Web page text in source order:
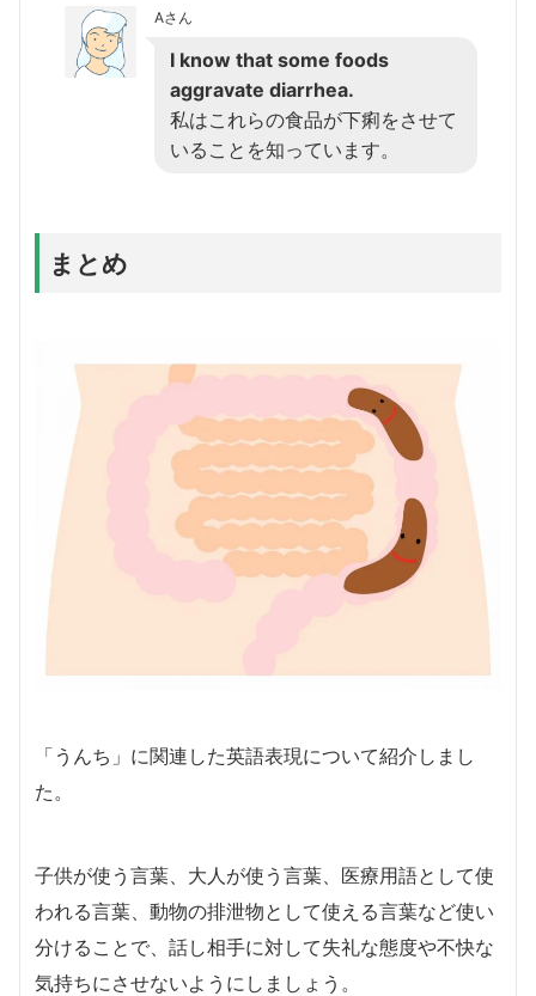
Aさん
I know that some foods
aggravate diarrhea.
私はこれらの食品が下痢をさせて
いることを知っています。
まとめ
「うんち」に関連した英語表現について紹介しまし
た。
子供が使う言葉、大人が使う言葉、医療用語として使
われる言葉、動物の排泄物として使える言葉など使い
分けることで、話し相手に対して失礼な態度や不快な
気持ちにさせないようにしましょう。